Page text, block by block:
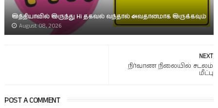
இந்தியாவில் இருந்து Hi தகவல் வந்தால் அவதானமாக இருக்கவும்
August 08, 2026
NEXT
நிர்வாண நிலையில் சடலம்
மீட்பு
POST A COMMENT